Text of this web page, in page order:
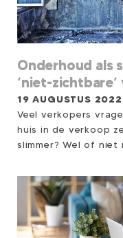
aflevering van ‘Mark
Woongeluk’ ga ik
specialist Menco op
slaapkamer. - Tijdcodes - 00:05 -
slaapkamer gezonder maken
Top 5 Slaapkamerplanten 03:28 -
tegen het snurken? 04:25 - deze
Onderhoud als
‘niet-zichtbare’
19 AUGUSTUS 2022
Veel verkopers
huis in de verkoop
slimmer? Wel of